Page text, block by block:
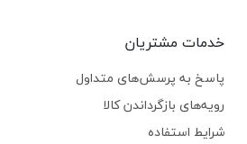
خدمات مشتریان
پاسخ به پرسش‌های متداول
رویه‌های بازگرداندن کالا
شرایط استفاده